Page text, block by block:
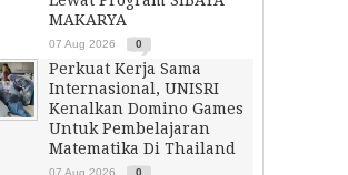
MAKARYA
07 Aug 2026 0
Perkuat Kerja Sama
Internasional, UNISRI
Kenalkan Domino Games
Untuk Pembelajaran
Matematika Di Thailand
07 Aug 2026 0